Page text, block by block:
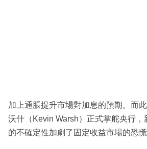
加上通脹提升市場對加息的預期。而
沃什（Kevin Warsh）正式掌舵央行
的不確定性加劇了固定收益市場的恐慌